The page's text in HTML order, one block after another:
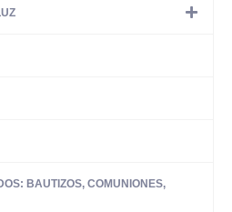
BAUTIZOS, COMUNIONES,